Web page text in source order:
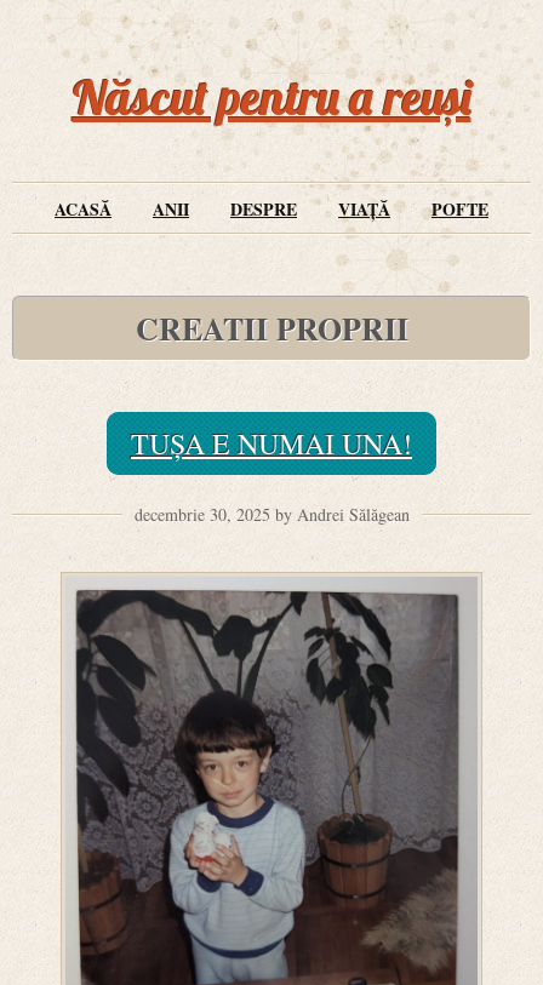
Născut pentru a reuși
ACASĂ ANII DESPRE VIAȚĂ POFTE
CREATII PROPRII
TUȘA E NUMAI UNA!
decembrie 30, 2025 by Andrei Sălăgean